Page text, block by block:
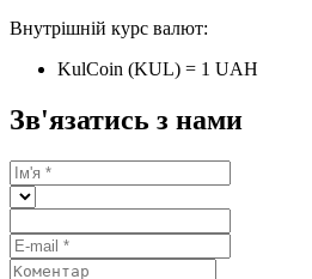
Внутрішній курс валют:
KulCoin (KUL) = 1 UAH
Зв'язатись з нами